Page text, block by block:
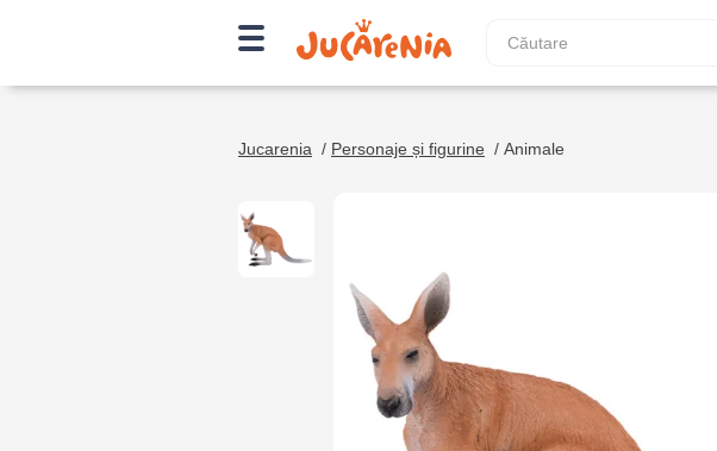
Jucarenia / Personaje și figurine / Animale